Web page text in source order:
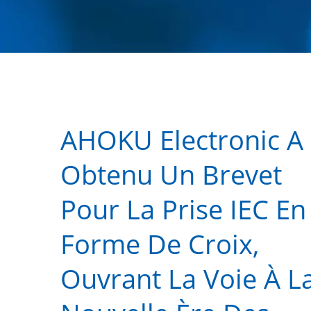
AHOKU Electronic A
Obtenu Un Brevet
Pour La Prise IEC En
Forme De Croix,
Ouvrant La Voie À